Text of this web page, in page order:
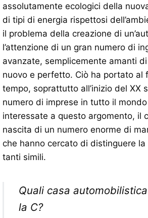
assolutamente ecologici della
di tipi di energia rispettosi
il problema della creazione di
l’attenzione di un gran numero di
avanzate, semplicemente amanti
nuovo e perfetto. Ciò ha portato al
tempo, soprattutto all’inizio del XX
numero di imprese in tutto il
interessate a questo argomento, il
nascita di un numero enorme di
che hanno cercato di distinguere
tanti simili.
Quali casa
la C?